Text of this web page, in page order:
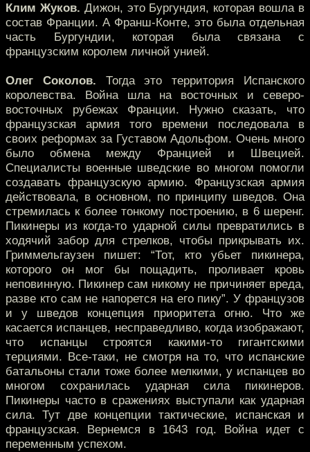
Клим Жуков. Дижон, это Бургундия, которая вошла в
состав Франции. А Франш-Конте, это была отдельная
часть Бургундии, которая была связана с
французским королем личной унией.
Олег Соколов. Тогда это территория Испанского
королевства. Война шла на восточных и северо-
восточных рубежах Франции. Нужно сказать, что
французская армия того времени последовала в
своих реформах за Густавом Адольфом. Очень много
было обмена между Францией и Швецией.
Специалисты военные шведские во многом помогли
создавать французскую армию. Французская армия
действовала, в основном, по принципу шведов. Она
стремилась к более тонкому построению, в 6 шеренг.
Пикинеры из когда-то ударной силы превратились в
ходячий забор для стрелков, чтобы прикрывать их.
Гриммельгаузен пишет: “Тот, кто убьет пикинера,
которого он мог бы пощадить, проливает кровь
неповинную. Пикинер сам никому не причиняет вреда,
разве кто сам не напорется на его пику”. У французов
и у шведов концепция приоритета огню. Что же
касается испанцев, несправедливо, когда изображают,
что испанцы строятся какими-то гигантскими
терциями. Все-таки, не смотря на то, что испанские
батальоны стали тоже более мелкими, у испанцев во
многом сохранилась ударная сила пикинеров.
Пикинеры часто в сражениях выступали как ударная
сила. Тут две концепции тактические, испанская и
французская. Вернемся в 1643 год. Война идет с
переменным успехом.